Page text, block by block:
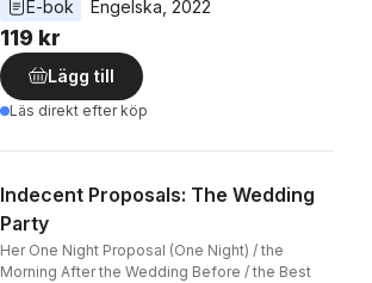
E-bok
Engelska 2022
119 kr
Lägg till
Läs direkt efter köp
Indecent Proposals: The Wedding
Party
Her One Night Proposal (One Night) / the
Morning After the Wedding Before / the Best